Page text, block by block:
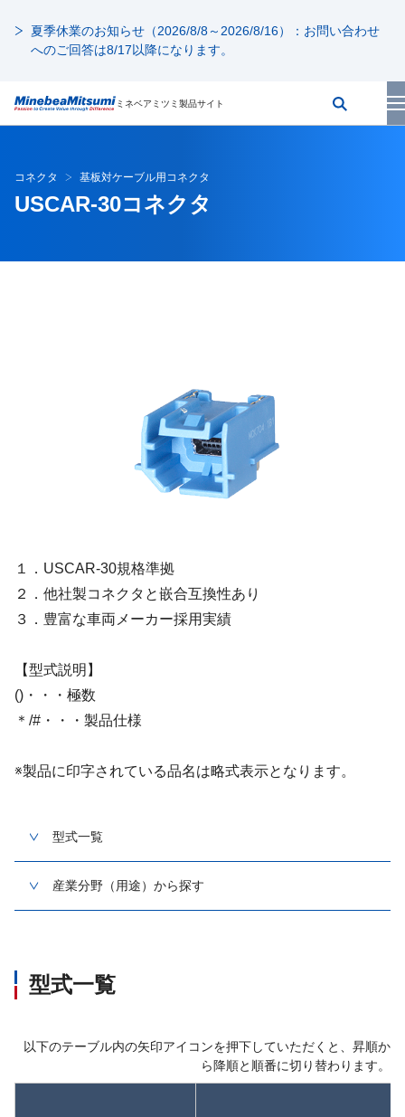
夏季休業のお知らせ（2026/8/8～2026/8/16）：お問い合わせ
へのご回答は8/17以降になります。
ミネベアミツミ製品サイト
コネクタ 基板対ケーブル用コネクタ
USCAR-30コネクタ
１．USCAR-30規格準拠
２．他社製コネクタと嵌合互換性あり
３．豊富な車両メーカー採用実績
【型式説明】
()・・・極数
＊/#・・・製品仕様
※製品に印字されている品名は略式表示となります。
型式一覧
産業分野（用途）から探す
型式一覧
以下のテーブル内の矢印アイコンを押下していただくと、昇順か
ら降順と順番に切り替わります。